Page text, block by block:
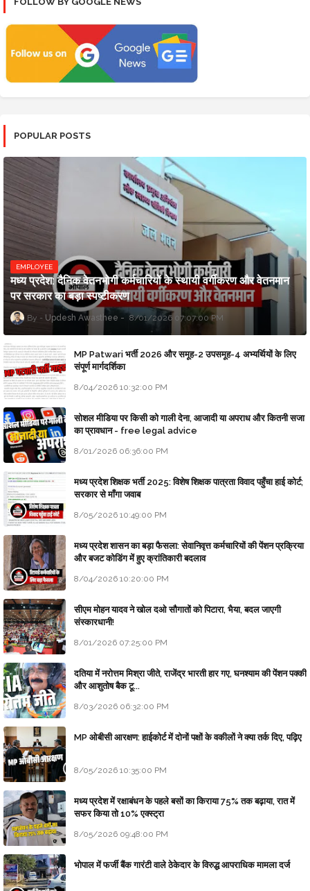
POPULAR POSTS
EMPLOYEE
मध्य प्रदेश: दैनिक वेतनभोगी कर्मचारियों के स्थायी वर्गीकरण और वेतनमान
पर सरकार का बड़ा स्पष्टीकरण
Updesh Awasthee 8/01/2026 07:07:00 PM
MP Patwari भर्ती 2026 और समूह-2 उपसमूह-4 अभ्यर्थियों के लिए
संपूर्ण मार्गदर्शिका
8/04/2026 10:32:00 PM
सोशल मीडिया पर किसी को गाली देना, आजादी या अपराध और कितनी सजा
का प्रावधान - free legal advice
8/01/2026 06:36:00 PM
मध्य प्रदेश शिक्षक भर्ती 2025: विशेष शिक्षक पात्रता विवाद पहुँचा हाई कोर्ट;
सरकार से माँगा जवाब
8/05/2026 10:49:00 PM
मध्य प्रदेश शासन का बड़ा फैसला: सेवानिवृत्त कर्मचारियों की पेंशन प्रक्रिया
और बजट कोडिंग में हुए क्रांतिकारी बदलाव
8/04/2026 10:20:00 PM
सीएम मोहन यादव ने खोल दओ सौगातों को पिटारा, भैया, बदल जाएगी
संस्कारधानी!
8/01/2026 07:25:00 PM
दतिया में नरोत्तम मिश्रा जीते, राजेंद्र भारती हार गए, घनश्याम की पेंशन पक्की
और आशुतोष बैक टू...
8/03/2026 06:32:00 PM
MP ओबीसी आरक्षण: हाईकोर्ट में दोनों पक्षों के वकीलों ने क्या तर्क दिए, पढ़िए
8/05/2026 10:35:00 PM
मध्य प्रदेश में रक्षाबंधन के पहले बसों का किराया 75% तक बढ़ाया, रात में
सफर किया तो 10% एक्स्ट्रा
8/05/2026 09:48:00 PM
भोपाल में फर्जी बैंक गारंटी वाले ठेकेदार के विरुद्ध आपराधिक मामला दर्ज